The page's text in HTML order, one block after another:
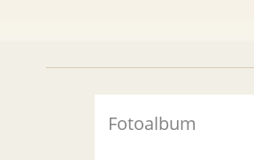
Fotoalbum